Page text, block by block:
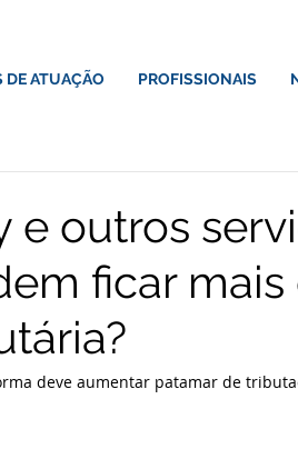
DE ATUAÇÃO PROFISSIONAIS
e outros
ficar mais
deve aumentar patamar de